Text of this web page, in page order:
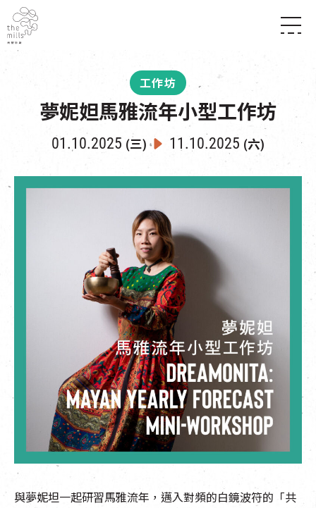
媒體中心
南豐店堂
商店
餐飲
所有活動
展覽
活化與保育
穿梭巴士服務
工作坊
夢妮妲馬雅流年小型工作坊
01.10.2025 (三) 11.10.2025 (六)
與夢妮坦一起研習馬雅流年，邁入對頻的白鏡波符的「共